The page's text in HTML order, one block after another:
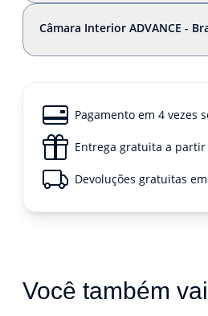
Câmara Interior ADVANCE -
Pagamento em 4 vezes
Entrega gratuita a partir
Devoluções gratuitas
Você também